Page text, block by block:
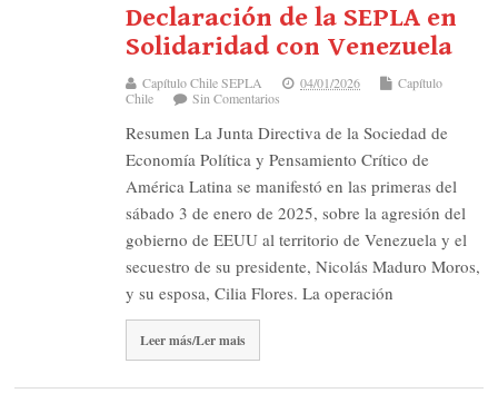
Declaración de la SEPLA en
Solidaridad con Venezuela
Capítulo Chile SEPLA 04/01/2026
Capítulo
Chile
Sin Comentarios
Resumen La Junta Directiva de la Sociedad de
Economía Política y Pensamiento Crítico de
América Latina se manifestó en las primeras del
sábado 3 de enero de 2025, sobre la agresión del
gobierno de EEUU al territorio de Venezuela y el
secuestro de su presidente, Nicolás Maduro Moros,
y su esposa, Cilia Flores. La operación
Leer más/Ler mais